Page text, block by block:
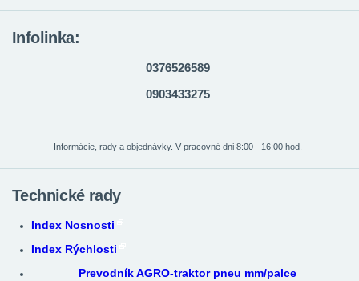
Infolinka:
0376526589
0903433275
Informácie, rady a objednávky. V pracovné dni 8:00 - 16:00 hod.
Technické rady
Index Nosnosti
Index Rýchlosti
Prevodník AGRO-traktor pneu mm/palce